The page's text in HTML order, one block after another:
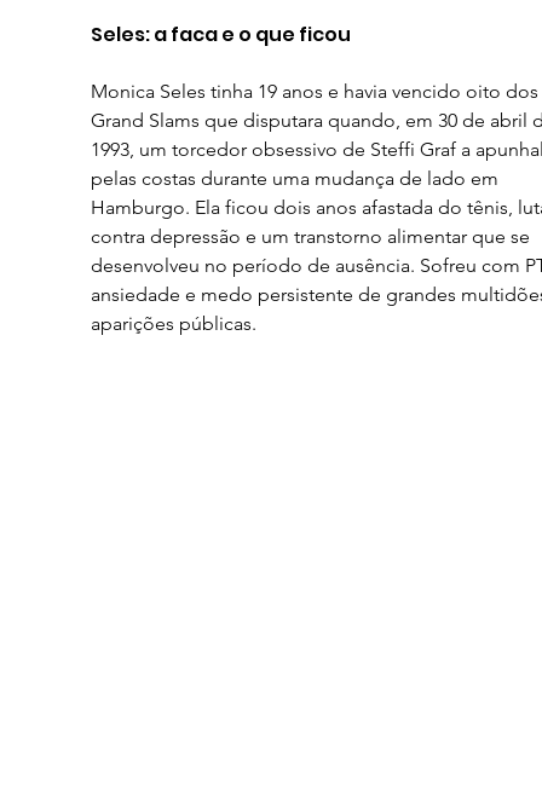
Seles: a faca e o que ficou
Monica Seles tinha 19 anos e havia vencido oito
Grand Slams que disputara quando, em 30 de abril
1993, um torcedor obsessivo de Steffi Graf a
pelas costas durante uma mudança de lado em
Hamburgo. Ela ficou dois anos afastada do tênis,
contra depressão e um transtorno alimentar que se
desenvolveu no período de ausência. Sofreu com
ansiedade e medo persistente de grandes
aparições públicas.